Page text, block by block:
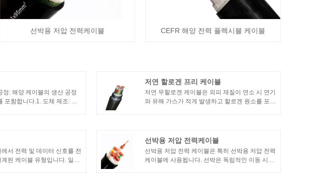
선박용 저압 전력케이블 CEFR 해양 전력 플렉시블 케이블
정: 해양 케이블의 생산 공정
포함합니다.1. 도체 제조: 구
재료로 코팅하여 도체와 외부
저연 할로겐 프리 케이블
저연 무할로겐 케이블은 외피 재질이 연소 시 연기
와 유해 가스가 적게 발생하고 할로겐 원소를 포함
소에서 사용됩니다.
서 전력 및 데이터 신호를 전
된 케이블 유형입니다. 일반
선박용 저압 전력케이블
선박용 저압 전력 케이블은 특히 선박용 저압 전력
케이블에 사용됩니다. 선박은 독립적인 이동 시스